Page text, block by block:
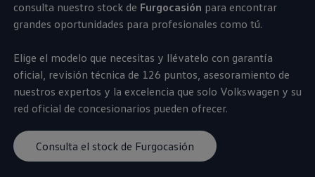
Servicio técnico para eléctricos
Asistencia y garantía
Asistencia en carretera
Ventajas para profesionales
Vehículo de sustitución
Recogida y entrega del vehículo
ServicePlus
Volkswagen Long Drive
Servicio técnico para eléctricos
Comunicados
Información sobre EA189
consulta nuestro stock de Furgocasión para encontrar
grandes oportunidades para profesionales como tú.
Elige el modelo que necesitas y llévatelo con garantía
oficial, revisión técnica de 126 puntos, asesoramiento de
nuestros expertos y la excelencia que solo Volkswagen y su
red oficial de concesionarios pueden ofrecer.
Consulta el stock de Furgocasión